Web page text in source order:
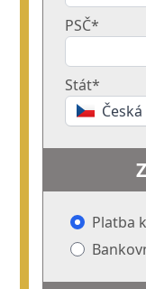
PSČ*
Stát*
Platba